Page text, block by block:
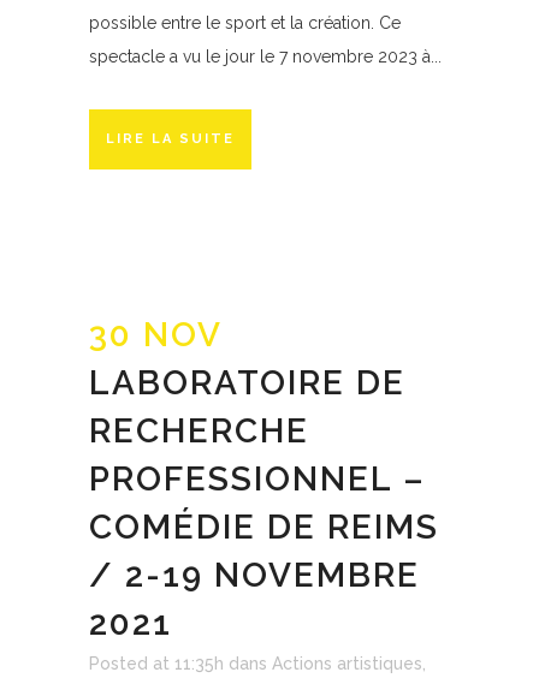
possible entre le sport et la création. Ce
spectacle a vu le jour le 7 novembre 2023 à...
LIRE LA SUITE
30 NOV
LABORATOIRE DE
RECHERCHE
PROFESSIONNEL –
COMÉDIE DE REIMS
/ 2-19 NOVEMBRE
2021
Posted at 11:35h dans Actions artistiques